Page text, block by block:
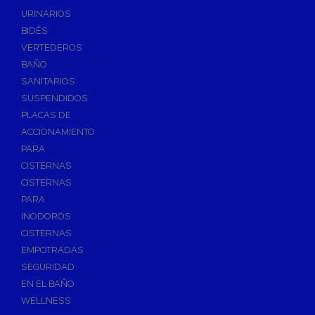
Válvulas de Esfera
Válvulas de Escuadra y Lavadora
Válvulas Reductoras de Presión
Válvulas de Retención
Electroválvulas
Válvulas de Compuerta
Válvulas de Contadores
Llaves de Paso
Accesorios de Valvulería
Calderines
Herramientas y Vestuario
Adhesivos Instantaneos
Selladores y Masillas
URINARIOS
BIDÉS
VERTEDEROS
BAÑO
SANITARIOS
SUSPENDIDOS
PLACAS DE
ACCIONAMIENTO
PARA
CISTERNAS
CISTERNAS
PARA
INODOROS
CISTERNAS
EMPOTRADAS
SEGURIDAD
EN EL BAÑO
WELLNESS